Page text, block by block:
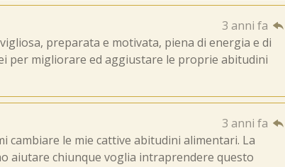
3 anni fa
preparata e motivata, piena di energia e di
per migliorare ed aggiustare le proprie abitudini
3 anni fa
cambiare le mie cattive abitudini alimentari. La
aiutare chiunque voglia intraprendere questo